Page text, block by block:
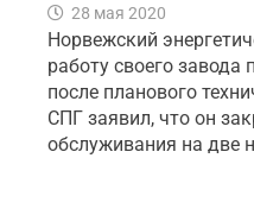
28 мая 2020
Норвежский
работу своего завода
после планового
СПГ заявил, что он
обслуживания на две